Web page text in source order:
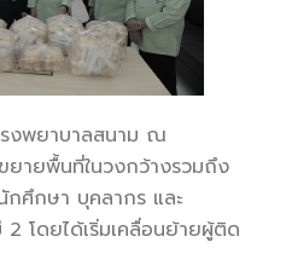
รงพยาบาลสนาม ณ
ยายพื้นที่ในวงกว้างรวมถึง
กศึกษา บุคลากร และ
โดยได้เริ่มเคลื่อนย้ายผู้ติด